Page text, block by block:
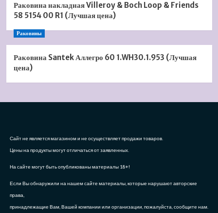
Раковина накладная Villeroy & Boch Loop & Friends
58 5154 00 R1 (Лучшая цена)
Раковины
Раковина Santek Аллегро 60 1.WH30.1.953 (Лучшая
цена)
Сайт не является магазином и не осуществляет продажи товаров.
Цены на продукты могут отличаться от заявленных.
На сайте могут быть опубликованы материалы 18+!
Если Вы обнаружили на нашем сайте материалы, которые нарушают авторские
права,
принадлежащие Вам, Вашей компании или организации, пожалуйста, сообщите нам.